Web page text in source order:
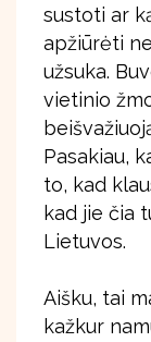
sustoti ar
apžiūrėti
užsuka.
vietinio
Pasakiau,
to, kad
kad jie čia
Lietuvos.
Aišku, tai
kažkur